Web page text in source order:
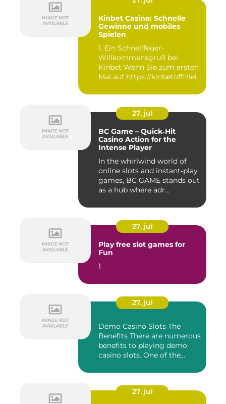
Kinbet Casino: Schnelle
Gewinne und mobiles
Spielen
1. Ein Schnellfeuer-
Willkommensgruß bei
Kinbet Wenn Sie zum ersten
Mal auf https://kinbetoffiziell-
27. jul
BC Game – Quick‑Hit
Casino Action for the
Intense Player
In the whirlwind world of
online slots and instant‑play
games, BC GAME stands out
as a hub where adr...
27. jul
Play free slot games for
Fun
1
27. jul
Demo Casino Slots The
Benefits There are numerous
benefits to playing demo
casino slots. One of the...
27. jul